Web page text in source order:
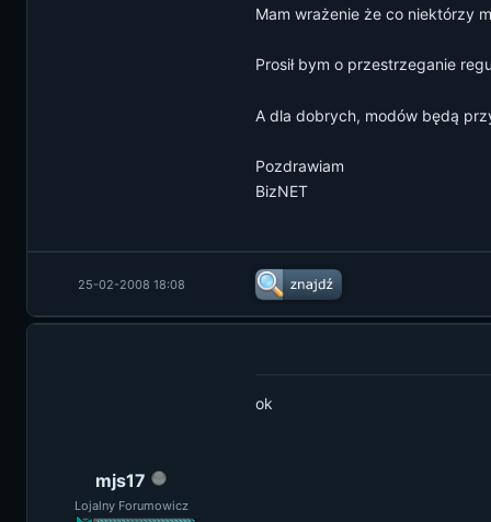
Mam wrażenie że co niektórzy
Prosił bym o przestrzeganie
A dla dobrych, modów będą
Pozdrawiam
BizNET
25-02-2008 18:08
mjs17
Lojalny Forumowicz
ok